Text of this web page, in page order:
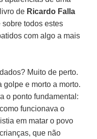
de Ricardo Falla
todos estes
com algo a mais
Muito de perto.
golpe e morto a morto.
o ponto fundamental:
funcionava o
em matar o povo
que não